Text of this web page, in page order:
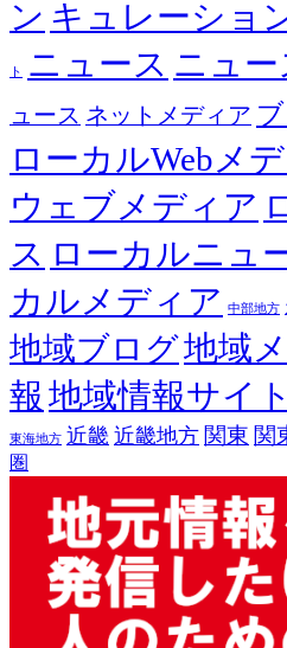
ン キュレーショ
ト ニュース ニュー
ュース ネットメディア
ローカルWebメ
ウェブメディア
ス ローカルニュ
カルメディア 中部地方
地域ブログ地域
報 地域情報サイト
東海地方 近畿 近畿地方 関東 関
圏